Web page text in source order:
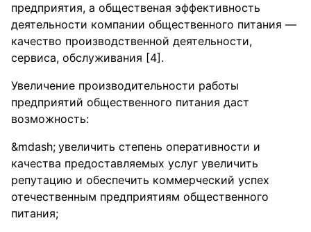
предприятия, а общественая эффективность
деятельности компании общественного питания —
качество производственной деятельности,
сервиса, обслуживания [4].
Увеличение производительности работы
предприятий общественного питания даст
возможность:
увеличить степень оперативности и
качества предоставляемых услуг увеличить
репутацию и обеспечить коммерческий успех
отечественным предприятиям общественного
питания;